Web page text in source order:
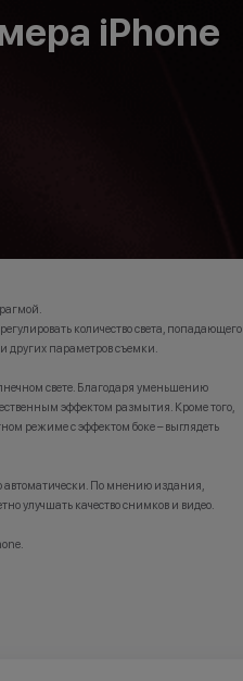
iPhone
количество света, попадающего
параметров съемки.
свете. Благодаря уменьшению
эффектом размытия. Кроме того,
режиме с эффектом боке – выглядеть
автоматически. По мнению издания,
улучшать качество снимков и видео.